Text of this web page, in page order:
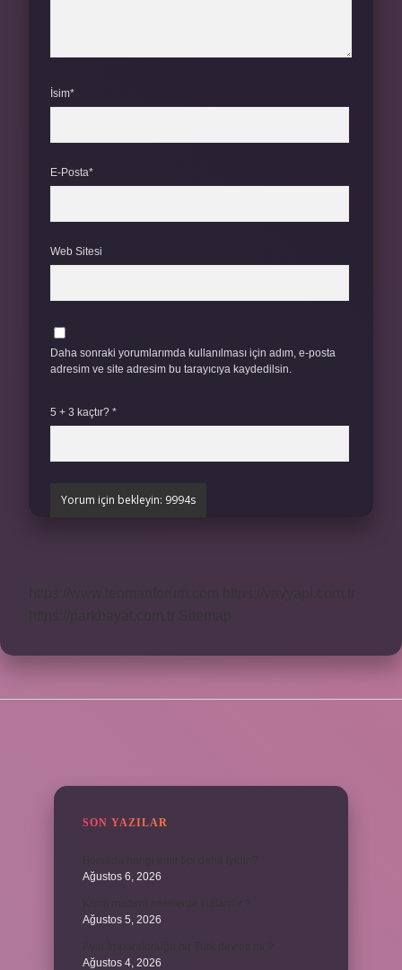
İsim*
E-Posta*
Web Sitesi
Daha sonraki yorumlarımda kullanılması için adım, e-posta
adresim ve site adresim bu tarayıcıya kaydedilsin.
5 + 3 kaçtır? *
SON YAZILAR
Ağustos 6, 2026
Ağustos 5, 2026
Ağustos 4, 2026